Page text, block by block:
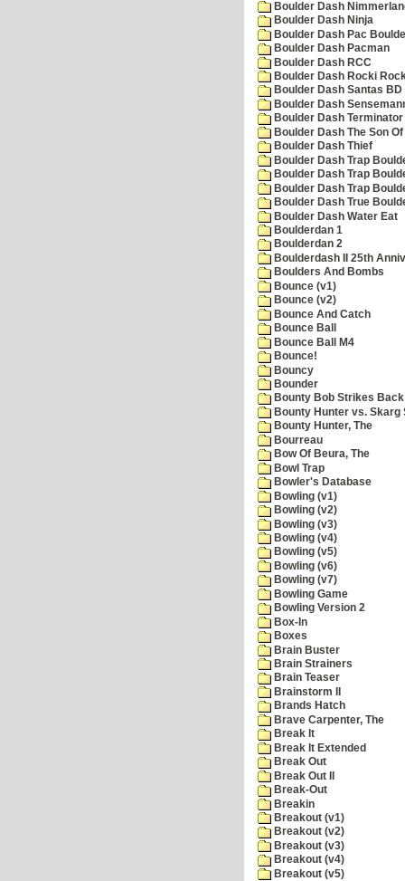
Boulder Dash
Boulder Dash Ninja
Boulder Dash Pac
Boulder Dash Pacman
Boulder Dash RCC
Boulder Dash Rocki
Boulder Dash Santas
Boulder Dash
Boulder Dash
Boulder Dash The Son
Boulder Dash Thief
Boulder Dash Trap
Boulder Dash Trap
Boulder Dash Trap
Boulder Dash True
Boulder Dash Water Eat
Boulderdan 1
Boulderdan 2
Boulderdash II 25th
Boulders And Bombs
Bounce (v1)
Bounce (v2)
Bounce And Catch
Bounce Ball
Bounce Ball M4
Bounce!
Bouncy
Bounder
Bounty Bob Strikes
Bounty Hunter vs. Skarg
Bounty Hunter, The
Bourreau
Bow Of Beura, The
Bowl Trap
Bowler's Database
Bowling (v1)
Bowling (v2)
Bowling (v3)
Bowling (v4)
Bowling (v5)
Bowling (v6)
Bowling (v7)
Bowling Game
Bowling Version 2
Box-In
Boxes
Brain Buster
Brain Strainers
Brain Teaser
Brainstorm II
Brands Hatch
Brave Carpenter, The
Break It
Break It Extended
Break Out
Break Out II
Break-Out
Breakin
Breakout (v1)
Breakout (v2)
Breakout (v3)
Breakout (v4)
Breakout (v5)